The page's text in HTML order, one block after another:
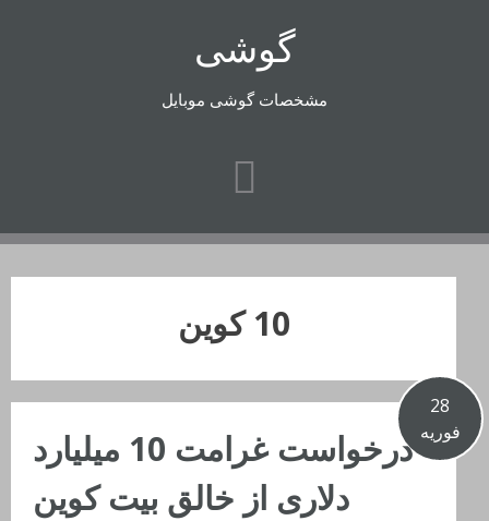
گوشی
مشخصات گوشی موبایل
10 کوین
28
فوریه
درخواست غرامت 10 میلیارد
دلاری از خالق بیت کوین